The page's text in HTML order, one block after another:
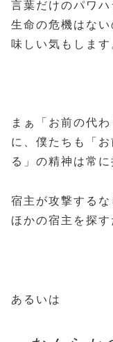
言葉だけのパワ
生命の危機はな
味しい気もします
まぁ「お前の代
に、僕たちも「
る」の精神は常
宿主が攻撃するな
ほかの宿主を探す
あるいは